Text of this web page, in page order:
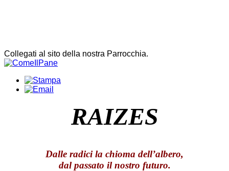
Collegati al sito della nostra Parrocchia.
RAIZES
Dalle radici la chioma dell’albero,
dal passato il nostro futuro.